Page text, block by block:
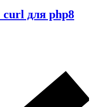
для php8